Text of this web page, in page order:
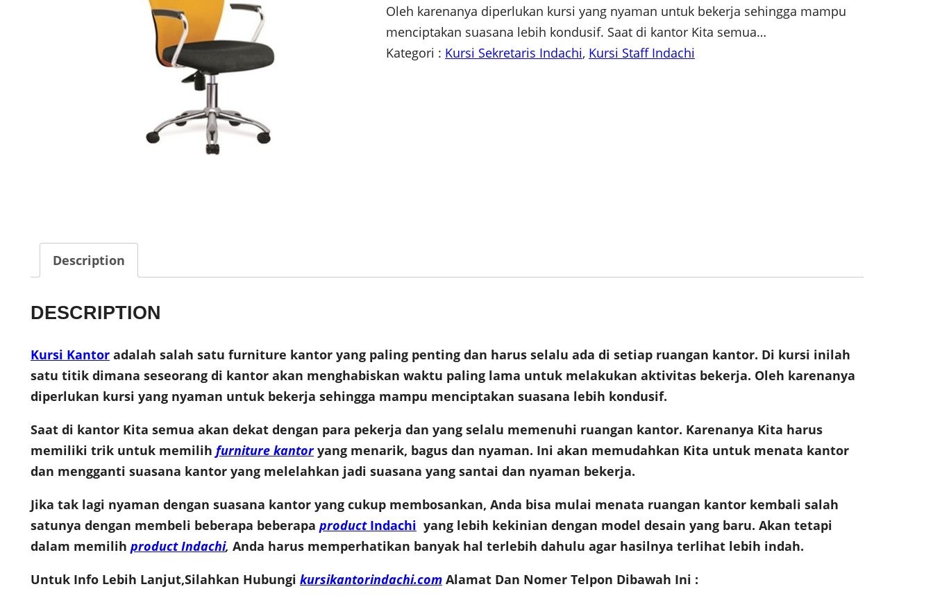
Oleh karenanya diperlukan kursi yang nyaman untuk bekerja sehingga mampu
menciptakan suasana lebih kondusif. Saat di kantor Kita semua…
Kategori : Kursi Sekretaris Indachi, Kursi Staff Indachi
Description
DESCRIPTION
Kursi Kantor adalah salah satu furniture kantor yang paling penting dan harus selalu ada di setiap ruangan kantor. Di kursi inilah
satu titik dimana seseorang di kantor akan menghabiskan waktu paling lama untuk melakukan aktivitas bekerja. Oleh karenanya
diperlukan kursi yang nyaman untuk bekerja sehingga mampu menciptakan suasana lebih kondusif.
Saat di kantor Kita semua akan dekat dengan para pekerja dan yang selalu memenuhi ruangan kantor. Karenanya Kita harus
memiliki trik untuk memilih furniture kantoryang menarik, bagus dan nyaman. Ini akan memudahkan Kita untuk menata kantor
dan mengganti suasana kantor yang melelahkan jadi suasana yang santai dan nyaman bekerja.
Jika tak lagi nyaman dengan suasana kantor yang cukup membosankan, Anda bisa mulai menata ruangan kantor kembali salah
satunya dengan membeli beberapa beberapa productIndachi yang lebih kekinian dengan model desain yang baru. Akan tetapi
dalam memilih product Indachi, Anda harus memperhatikan banyak hal terlebih dahulu agar hasilnya terlihat lebih indah.
Untuk Info Lebih Lanjut,Silahkan Hubungi kursikantorindachi.com Alamat Dan Nomer Telpon Dibawah Ini :